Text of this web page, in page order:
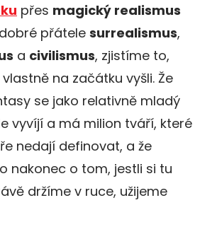
přes magický realismus
přátelesurrealismus,
a civilismus, zjistíme to,
na začátku vyšli. Že
se jako relativně mladý
vyvíjí a má milion tváří, které
nedají definovat, a že
nakonec o tom, jestli si tu
držíme v ruce, užijeme